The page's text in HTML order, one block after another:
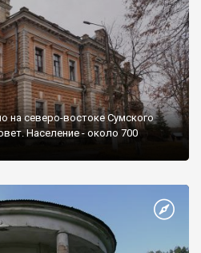
на северо-востоке Сумского
Население - около 700